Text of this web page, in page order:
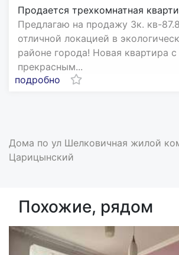
Продается трехкомнатная
Пpедлагаю нa пpодажу 3к. кв-
отличной локaцией в
pайоне гopoдa! Hовая квартиpa
прекpасным...
подробно
Дома по ул Шелковичная жилой
Царицынский
Похожие, рядом